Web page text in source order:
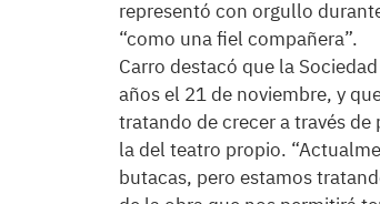
representó con orgullo
“como una fiel compañera”.
Carro destacó que la
años el 21 de noviembre, y
tratando de crecer a través
la del teatro propio.
butacas, pero estamos